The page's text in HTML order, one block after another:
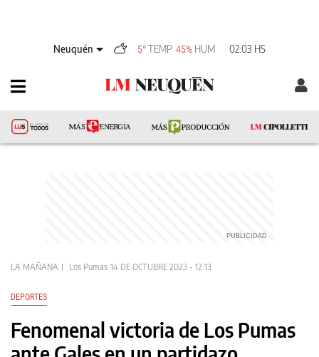
Neuquén 5° TEMP 45% HUM 02:03 HS
LA MAÑANA Los Pumas 14 DE OCTUBRE 2023 - 12:13
DEPORTES
Fenomenal victoria de Los Pumas